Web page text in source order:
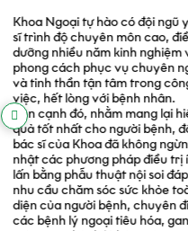
Khoa Phụ Sản là một
chuyên khoa mũi nhọn
viện Đa khoa Sài Gòn Hội
ngũ Bác sĩ chuyên khoa
kinh nghiệm và trình độ
cao.
Chuyên khoa Sản khoa là
khoa có chức năng theo
khám và điều trị cho phụ
thai với các bệnh lý đi
nhi và phần phụ của thai.
Chuyên khoa Phụ khoa là
khoa có chức năng
đoán, tư vấn và điều trị